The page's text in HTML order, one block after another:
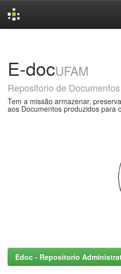
E-docUFAM
Repositorio de
Tem a missão armazenar,
aos Documentos produzidos para
Edoc - Repositorio